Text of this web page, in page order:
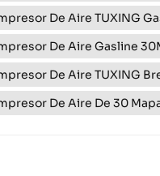
De Aire TUXING
De Aire Gasline
De Aire TUXING
De Aire De 30